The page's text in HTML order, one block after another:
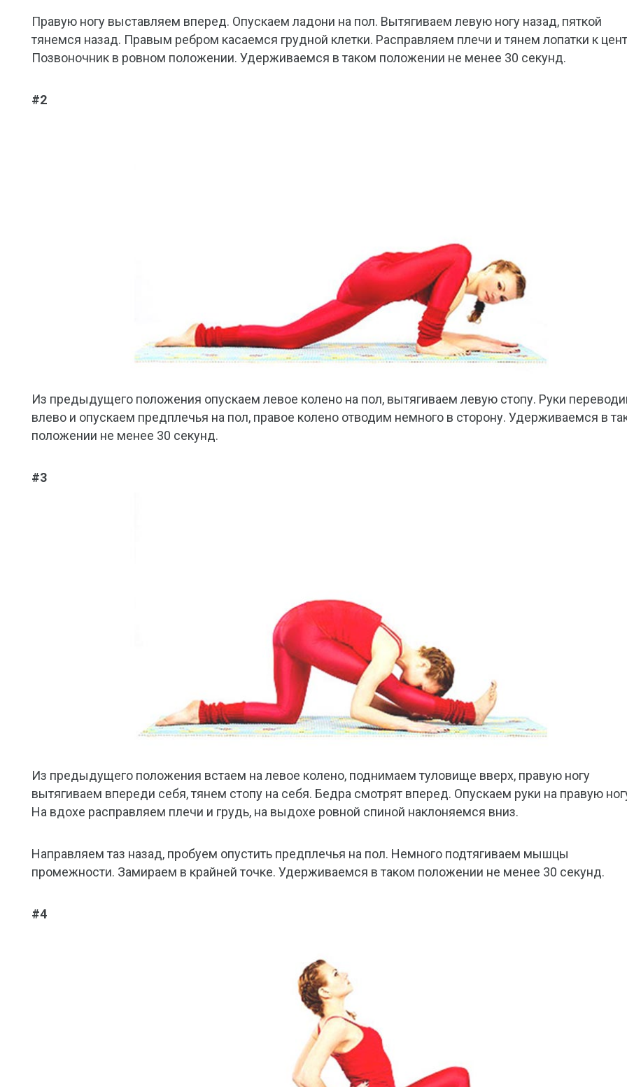
Правую ногу выставляем вперед. Опускаем ладони на пол. Вытягиваем левую ногу назад, пяткой
тянемся назад. Правым ребром касаемся грудной клетки. Расправляем плечи и тянем лопатки к
Позвоночник в ровном положении. Удерживаемся в таком положении не менее 30 секунд.
#2
Из предыдущего положения опускаем левое колено на пол, вытягиваем левую стопу. Руки
влево и опускаем предплечья на пол, правое колено отводим немного в сторону. Удерживаемся в
положении не менее 30 секунд.
#3
Из предыдущего положения встаем на левое колено, поднимаем туловище вверх, правую ногу
вытягиваем впереди себя, тянем стопу на себя. Бедра смотрят вперед. Опускаем руки на правую
На вдохе расправляем плечи и грудь, на выдохе ровной спиной наклоняемся вниз.
Направляем таз назад, пробуем опустить предплечья на пол. Немного подтягиваем мышцы
промежности. Замираем в крайней точке. Удерживаемся в таком положении не менее 30 секунд.
#4